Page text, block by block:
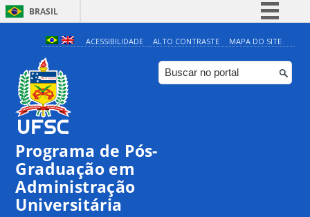
BRASIL
Simplifique!
Comunica BR
Participe
ACESSIBILIDADE ALTO CONTRASTE MAPA DO SITE
Programa de Pós-
Graduação em
Administração
Universitária